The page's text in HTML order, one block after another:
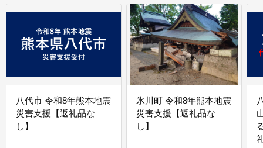
八代市 令和8年熊本地震
災害支援【返礼品な
し】
氷川町 令和8年熊本地震
災害支援【返礼品な
し】